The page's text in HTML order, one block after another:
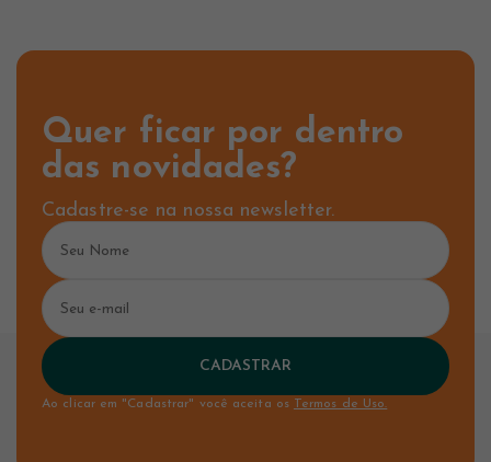
Quer ficar por dentro
das novidades?
Cadastre-se na nossa newsletter.
CADASTRAR
Ao clicar em "Cadastrar" você aceita os Termos de Uso.